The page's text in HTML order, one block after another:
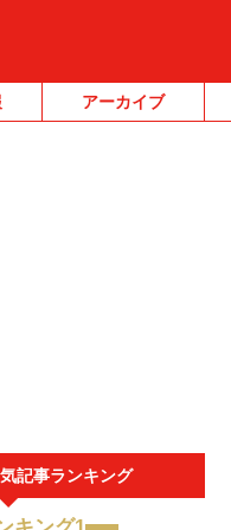
アーカイブ
記事ランキング